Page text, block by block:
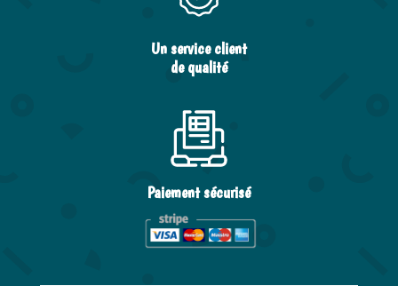
Un service client
de qualité
Paiement sécurisé